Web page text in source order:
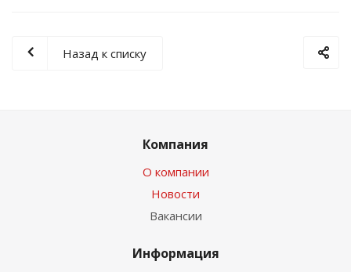
Назад к списку
Компания
О компании
Новости
Вакансии
Информация